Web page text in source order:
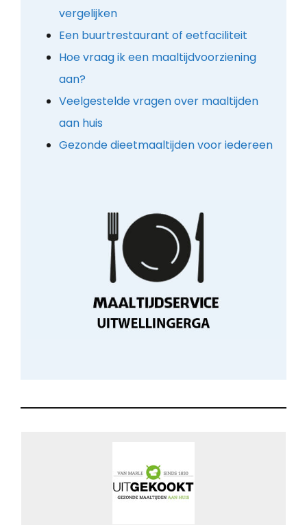
vergelijken
Een buurtrestaurant of eetfaciliteit
Hoe vraag ik een maaltijdvoorziening
aan?
Veelgestelde vragen over maaltijden
aan huis
Gezonde dieetmaaltijden voor iedereen